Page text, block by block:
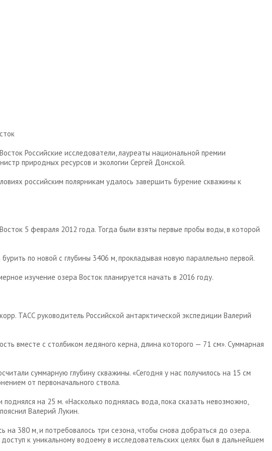
Российские исследователи, лауреаты национальной премии
природных ресурсов и экологии Сергей Донской.
российским полярникам удалось завершить бурение скважины к
5 февраля 2012 года. Тогда были взяты первые пробы воды, в которой
по новой с глубины 3406 м, прокладывая новую параллельно первой.
изучение озера Восток планируется начать в 2016 году.
ТАСС руководитель Российской антарктической экспедиции Валерий
вместе с столбиком ледяного керна, длина которого — 71 см». Суммарная
суммарную глубину скважины. «Сегодня у нас получилось на 15 см
от первоначального ствола.
на 25 м. «Насколько поднялась вода, пока сказать невозможно,
Валерий Лукин.
на 380 м, и потребовалось три сезона, чтобы снова добраться до озера.
к уникальному водоему в исследовательских целях был в дальнейшем